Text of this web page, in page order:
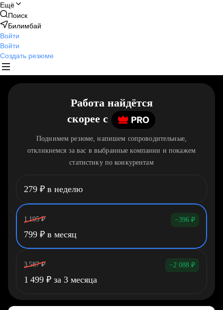
Ещё
Поиск
Билимбай
Войти
Войти
Создать резюме
Работа найдётся
скорее c
Поднимем резюме, напишем сопроводительные,
откликнемся за вас в выбранные компании и покажем
статистику по конкурентам
279 ₽ в неделю
1 195 ₽ −396 ₽
799 ₽ в месяц
3 587 ₽ −2 088 ₽
1 499 ₽ за 3 месяца